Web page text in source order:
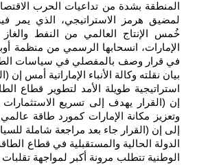
الحرب الاقتصادية بسبب إغلاق إيران
الذي يمر فيه في الأوقات العادية
من النفط والغاز المسال. فيما أعلنت
الرسمي من منظمة أوبك وتحالف أوبك بلس،
في سياسات الطاقة العالمية. وجاء في
الإماراتية أمس إن (الخطوة تأتي ضمن رؤية
الأمد لتطوير قطاع الطاقة الوطني). وأضافت
تسريع الاستثمارات وزيادة الإنتاج المحلي
كمورد طاقة عالمي موثوق). وأشار البيان
بعد مراجعة شاملة للسياسات الإنتاجية وقدرات
في قطاع الطاقة). مؤكداً إن (المصلحة
أكبر لمواجهة تقلبات الأسواق والاضطرابات